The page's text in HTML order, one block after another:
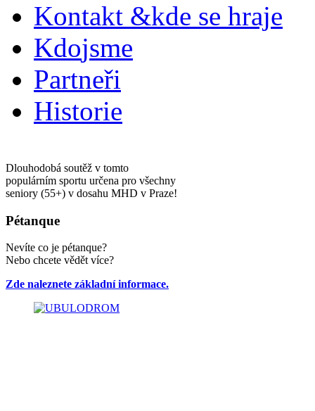
Kontakt &kde se hraje
Kdojsme
Partneři
Historie
Dlouhodobá soutěž v tomto
populárním sportu určena pro všechny
seniory (55+) v dosahu MHD v Praze!
Pétanque
Nevíte co je pétanque?
Nebo chcete vědět více?
Zde naleznete základní informace.